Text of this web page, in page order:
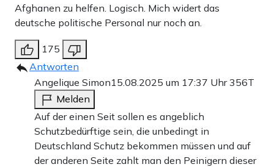
Afghanen zu helfen. Logisch. Mich widert das
deutsche politische Personal nur noch an.
175
Antworten
Angelique Simon15.08.2025 um 17:37 Uhr356T
Melden
Auf der einen Seit sollen es angeblich
Schutzbedürftige sein, die unbedingt in
Deutschland Schutz bekommen müssen und auf
der anderen Seite zahlt man den Peinigern dieser